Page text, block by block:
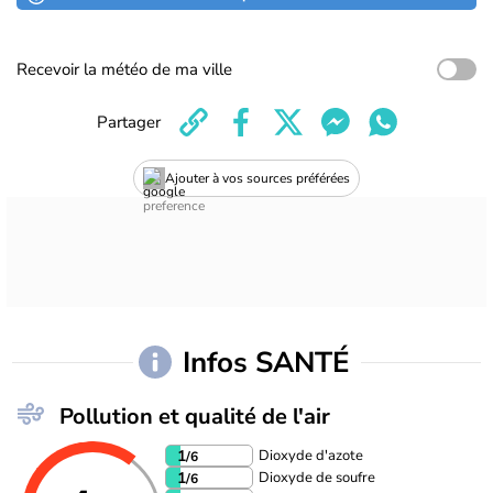
Recevoir la météo de ma ville
Ajouter à vos sources préférées
Partager
Infos SANTÉ
Pollution et qualité de l'air
1/6 Dioxyde d'azote
1/6 Dioxyde de soufre